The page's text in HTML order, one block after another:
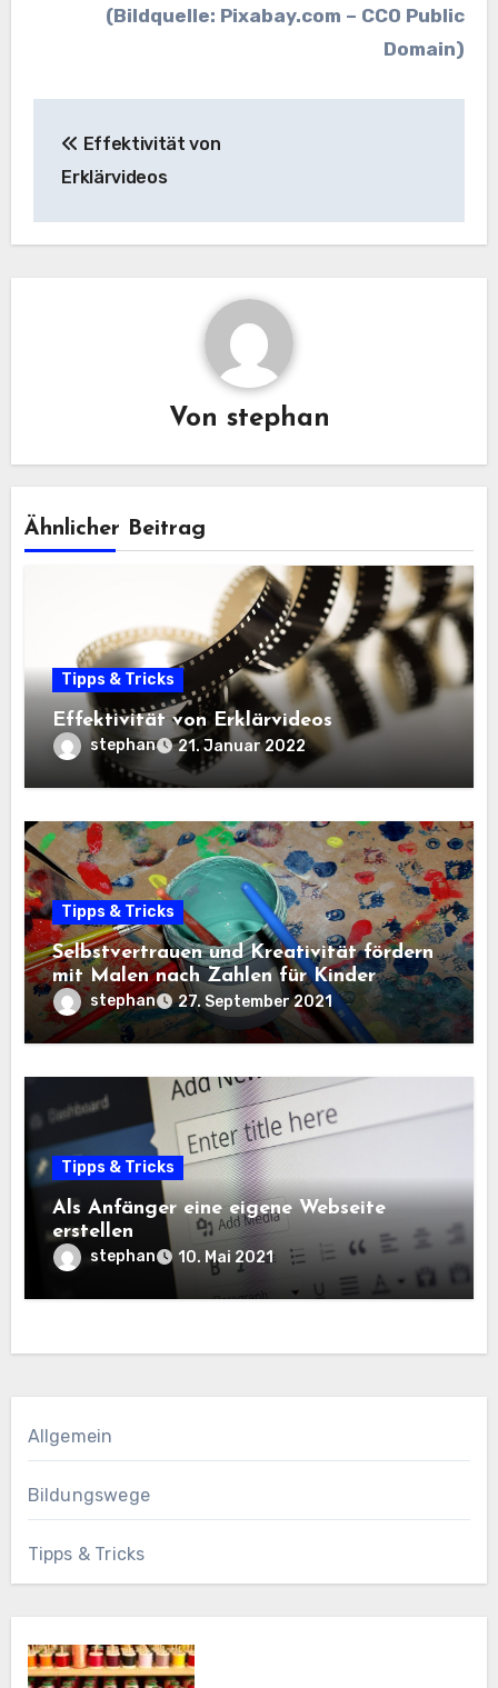
(Bildquelle: Pixabay.com – CC0 Public
Domain)
Effektivität von
Erklärvideos
Von stephan
Ähnlicher Beitrag
Tipps & Tricks
Effektivität von Erklärvideos
stephan 21. Januar 2022
Tipps & Tricks
Selbstvertrauen und Kreativität fördern
mit Malen nach Zahlen für Kinder
stephan 27. September 2021
Tipps & Tricks
Als Anfänger eine eigene Webseite
erstellen
stephan 10. Mai 2021
Allgemein
Bildungswege
Tipps & Tricks